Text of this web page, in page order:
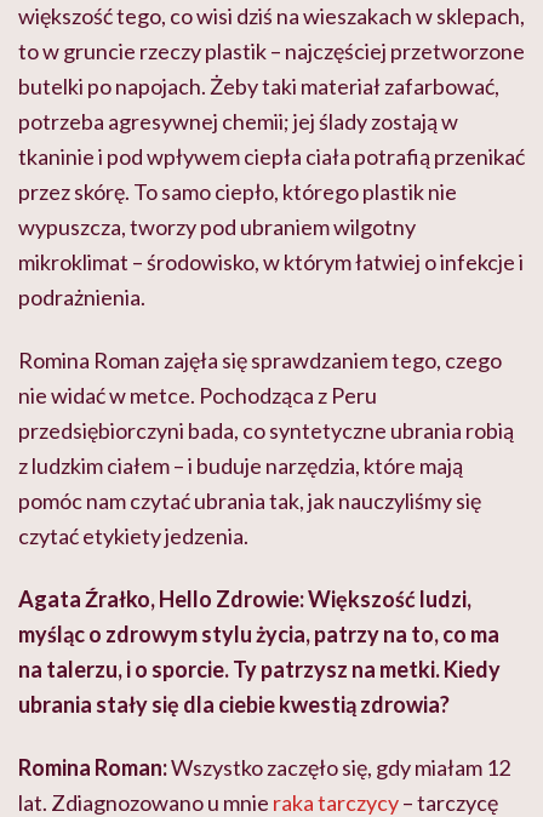
większość tego, co wisi dziś na wieszakach w sklepach,
to w gruncie rzeczy plastik – najczęściej przetworzone
butelki po napojach. Żeby taki materiał zafarbować,
potrzeba agresywnej chemii; jej ślady zostają w
tkaninie i pod wpływem ciepła ciała potrafią przenikać
przez skórę. To samo ciepło, którego plastik nie
wypuszcza, tworzy pod ubraniem wilgotny
mikroklimat – środowisko, w którym łatwiej o infekcje i
podrażnienia.
Romina Roman zajęła się sprawdzaniem tego, czego
nie widać w metce. Pochodząca z Peru
przedsiębiorczyni bada, co syntetyczne ubrania robią
z ludzkim ciałem – i buduje narzędzia, które mają
pomóc nam czytać ubrania tak, jak nauczyliśmy się
czytać etykiety jedzenia.
Agata Źrałko, Hello Zdrowie: Większość ludzi,
myśląc o zdrowym stylu życia, patrzy na to, co ma
na talerzu, i o sporcie. Ty patrzysz na metki. Kiedy
ubrania stały się dla ciebie kwestią zdrowia?
Romina Roman:Wszystko zaczęło się, gdy miałam 12
lat. Zdiagnozowano u mnie raka tarczycy– tarczycę